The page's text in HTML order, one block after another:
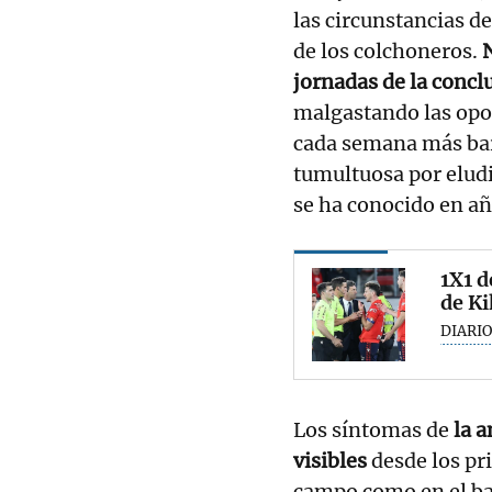
las circunstancias
de los colchoneros.
jornadas de la
malgastando las
cada semana más
tumultuosa por
se ha conocido en
1X1
de
Los síntomas de la
visiblesdesde los